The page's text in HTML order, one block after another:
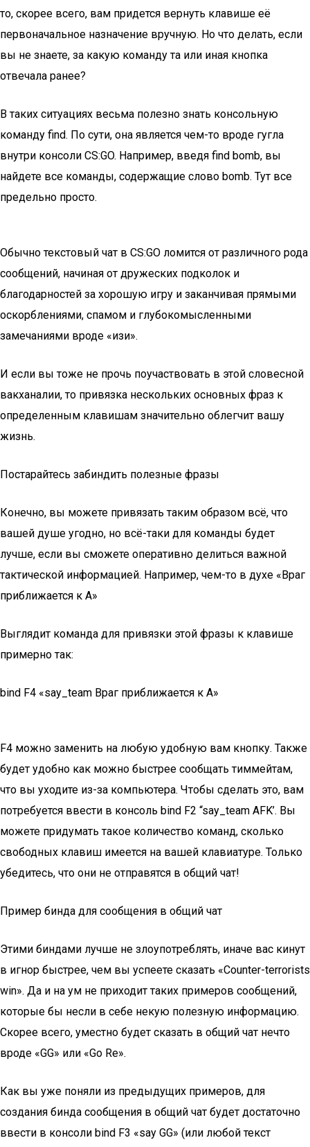
то, скорее всего, вам придется вернуть клавише её
первоначальное назначение вручную. Но что делать, если
вы не знаете, за какую команду та или иная кнопка
отвечала ранее?
В таких ситуациях весьма полезно знать консольную
команду find. По сути, она является чем-то вроде гугла
внутри консоли CS:GO. Например, введя find bomb, вы
найдете все команды, содержащие слово bomb. Тут все
предельно просто.
Обычно текстовый чат в CS:GO ломится от различного рода
сообщений, начиная от дружеских подколок и
благодарностей за хорошую игру и заканчивая прямыми
оскорблениями, спамом и глубокомысленными
замечаниями вроде «изи».
И если вы тоже не прочь поучаствовать в этой словесной
вакханалии, то привязка нескольких основных фраз к
определенным клавишам значительно облегчит вашу
жизнь.
Постарайтесь забиндить полезные фразы
Конечно, вы можете привязать таким образом всё, что
вашей душе угодно, но всё-таки для команды будет
лучше, если вы сможете оперативно делиться важной
тактической информацией. Например, чем-то в духе «Враг
приближается к A»
Выглядит команда для привязки этой фразы к клавише
примерно так:
bind F4 «say_team Враг приближается к А»
F4 можно заменить на любую удобную вам кнопку. Также
будет удобно как можно быстрее сообщать тиммейтам,
что вы уходите из-за компьютера. Чтобы сделать это, вам
потребуется ввести в консоль bind F2 “say_team AFK’. Вы
можете придумать такое количество команд, сколько
свободных клавиш имеется на вашей клавиатуре. Только
убедитесь, что они не отправятся в общий чат!
Пример бинда для сообщения в общий чат
Этими биндами лучше не злоупотреблять, иначе вас кинут
в игнор быстрее, чем вы успеете сказать «Counter-terrorists
win». Да и на ум не приходит таких примеров сообщений,
которые бы несли в себе некую полезную информацию.
Скорее всего, уместно будет сказать в общий чат нечто
вроде «GG» или «Go Re».
Как вы уже поняли из предыдущих примеров, для
создания бинда сообщения в общий чат будет достаточно
ввести в консоли bind F3 «say GG» (или любой текст